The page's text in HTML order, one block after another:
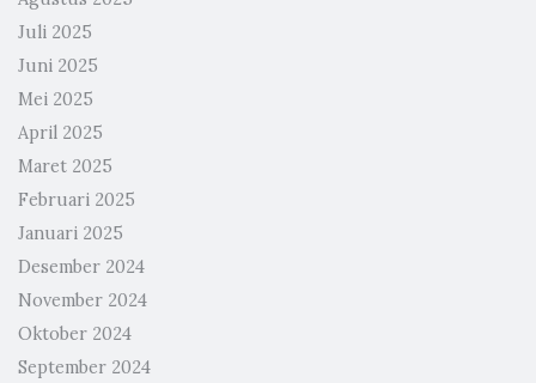
Juli 2025
Juni 2025
Mei 2025
April 2025
Maret 2025
Februari 2025
Januari 2025
Desember 2024
November 2024
Oktober 2024
September 2024